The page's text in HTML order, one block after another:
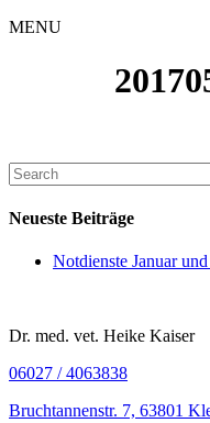
MENU
Neueste Beiträge
Notdienste Januar
Dr. med. vet. Heike Kaiser
06027 / 4063838
Bruchtannenstr. 7, 63801